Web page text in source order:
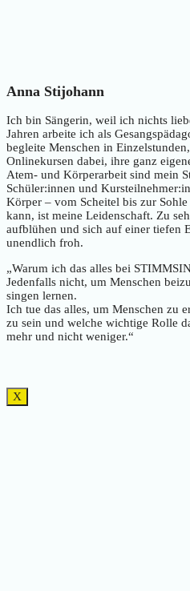
Anna Stijohann
Ich bin Sängerin, weil ich nichts
Jahren arbeite ich als
begleite Menschen in
Onlinekursen dabei, ihre ganz
Atem- und Körperarbeit sind mein
Schüler:innen und
Körper – vom Scheitel bis zur
kann, ist meine Leidenschaft. Zu
aufblühen und sich auf einer tiefen
unendlich froh.
„Warum ich das alles bei
Jedenfalls nicht, um Menschen
singen lernen.
Ich tue das alles, um Menschen zu
zu sein und welche wichtige Rolle
mehr und nicht weniger.“
X